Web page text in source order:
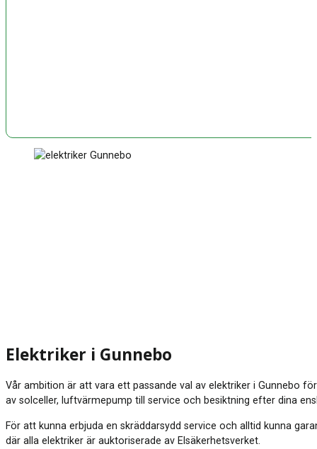
Elektriker i Gunnebo
Vår ambition är att vara ett passande val av elektriker i Gunnebo
av solceller, luftvärmepump till service och besiktning efter dina
För att kunna erbjuda en skräddarsydd service och alltid kunna
där alla elektriker är auktoriserade av Elsäkerhetsverket.